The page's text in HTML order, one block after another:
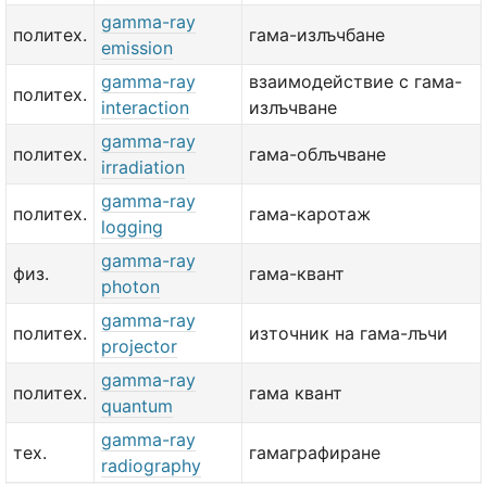
политех.
gamma-ray
emission
гама-излъчбане
политех.
gamma-ray
interaction
взаимодействие с гама-
излъчване
политех.
gamma-ray
irradiation
гама-облъчване
политех.
gamma-ray
logging
гама-каротаж
физ.
gamma-ray
photon
гама-квант
политех.
gamma-ray
projector
източник на гама-лъчи
политех.
gamma-ray
quantum
гама квант
тех.
gamma-ray
radiography
гамаграфиране